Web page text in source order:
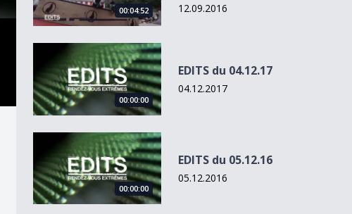
00:04:52 12.09.2016
EDITS du 04.12.17
00:00:00
EDITS du 04.12.17
04.12.2017
EDITS du 05.12.16
00:00:00
EDITS du 05.12.16
05.12.2016